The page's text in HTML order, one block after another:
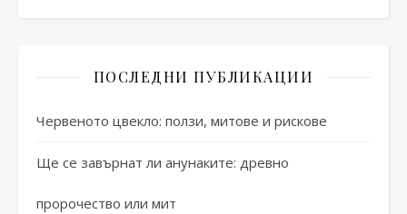
ПОСЛЕДНИ ПУБЛИКАЦИИ
Червеното цвекло: ползи, митове и рискове
Ще се завърнат ли анунаките: древно
пророчество или мит